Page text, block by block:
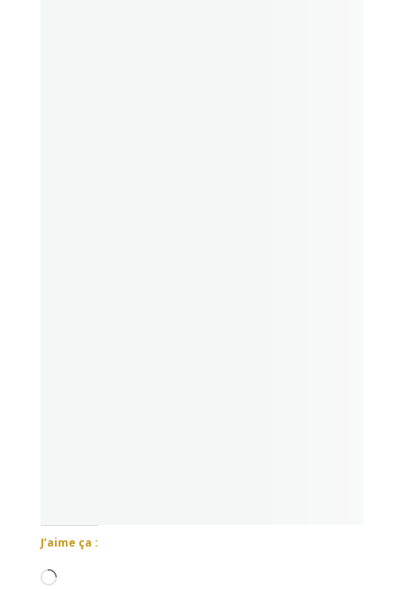
J’aime ça :
Chargement…